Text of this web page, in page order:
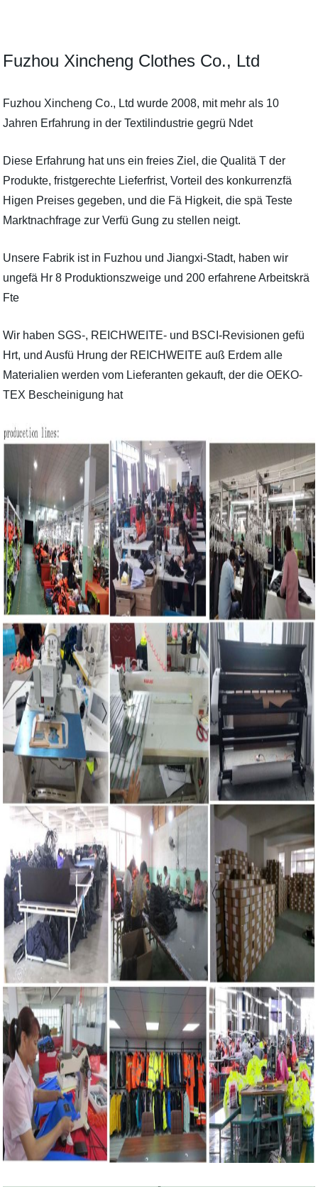
Fuzhou Xincheng Clothes Co., Ltd
Fuzhou Xincheng Co., Ltd wurde 2008, mit mehr als 10
Jahren Erfahrung in der Textilindustrie gegrü Ndet
Diese Erfahrung hat uns ein freies Ziel, die Qualitä T der
Produkte, fristgerechte Lieferfrist, Vorteil des konkurrenzfä
Higen Preises gegeben, und die Fä Higkeit, die spä Teste
Marktnachfrage zur Verfü Gung zu stellen neigt.
Unsere Fabrik ist in Fuzhou und Jiangxi-Stadt, haben wir
ungefä Hr 8 Produktionszweige und 200 erfahrene Arbeitskrä
Fte
Wir haben SGS-, REICHWEITE- und BSCI-Revisionen gefü
Hrt, und Ausfü Hrung der REICHWEITE auß Erdem alle
Materialien werden vom Lieferanten gekauft, der die OEKO-
TEX Bescheinigung hat